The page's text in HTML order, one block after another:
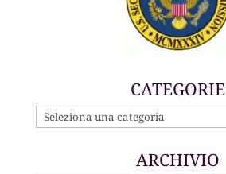
CATEGORIE
CATEGORIE
ARCHIVIO